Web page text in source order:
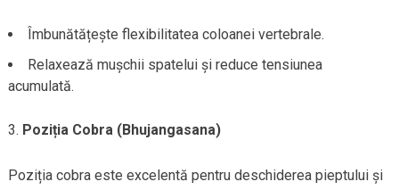
Îmbunătățește flexibilitatea coloanei vertebrale.
Relaxează mușchii spatelui și reduce tensiunea
acumulată.
Poziția Cobra (Bhujangasana)
Poziția cobra este excelentă pentru deschiderea pieptului și